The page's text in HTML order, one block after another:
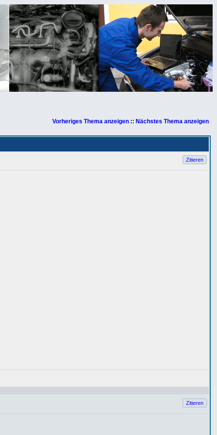
Vorheriges Thema anzeigen :: Nächstes Thema anzeigen
Zitieren
Zitieren